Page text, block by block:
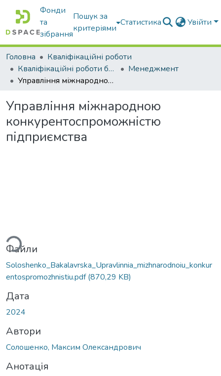
Фонди
та
зібрання
Пошук за
критеріями
Статистика Увійти
Головна
Кваліфікаційні роботи
Кваліфікаційні роботи бакалаврів
Менеджмент
Управління міжнародною конкурентоспроможністю підприємства
Управління міжнародною
конкурентоспроможністю
підприємства
Файли
Soloshenko_Bakalavrska_Upravlinnia_mizhnarodnoiu_konkur
entospromozhnistiu.pdf(870,29 KB)
Дата
2024
Автори
Солошенко, Максим Олександрович
Анотація